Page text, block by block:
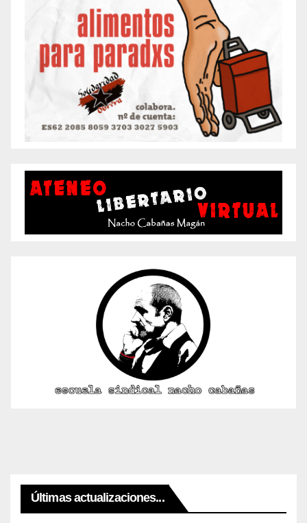
Últimas actualizaciones...